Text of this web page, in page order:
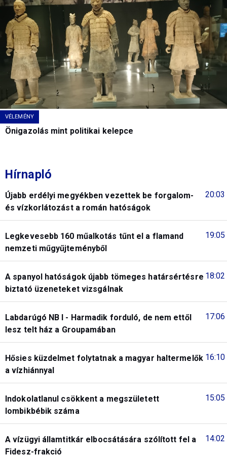
VÉLEMÉNY
Önigazolás mint politikai kelepce
Hírnapló
20:03
Újabb erdélyi megyékben vezettek be forgalom-
és vízkorlátozást a román hatóságok
19:05
Legkevesebb 160 műalkotás tűnt el a flamand
nemzeti műgyűjteményből
18:02
A spanyol hatóságok újabb tömeges határsértésre
biztató üzeneteket vizsgálnak
17:06
Labdarúgó NB I - Harmadik forduló, de nem ettől
lesz telt ház a Groupamában
16:10
Hősies küzdelmet folytatnak a magyar haltermelők
a vízhiánnyal
15:05
Indokolatlanul csökkent a megszületett
lombikbébik száma
14:02
A vízügyi államtitkár elbocsátására szólított fel a
Fidesz-frakció